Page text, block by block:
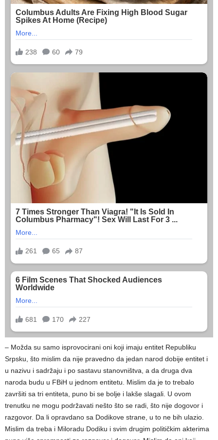
– Možda su samo isprovocirani oni koji imaju entitet Republiku
Srpsku, što mislim da nije pravedno da jedan narod dobije entitet i
u nazivu i sadržaju i po sastavu stanovništva, a da druga dva
naroda budu u FBiH u jednom entitetu. Mislim da je to trebalo
završiti sa tri entiteta, puno bi se bolje i lakše slagali. U ovom
trenutku ne mogu podržavati nešto što se radi, što nije dogovor i
razgovor. Da li opravdano sa Dodikove strane, u to ne bih ulazio.
Mislim da treba i Miloradu Dodiku i svim drugim političkim akterima